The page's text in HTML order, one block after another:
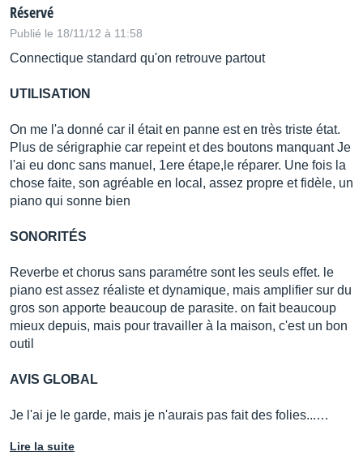
Réservé
Publié le 18/11/12 à 11:58
Connectique standard qu'on retrouve partout
UTILISATION
On me l'a donné car il était en panne est en très triste état.
Plus de sérigraphie car repeint et des boutons manquant Je
l'ai eu donc sans manuel, 1ere étape,le réparer. Une fois la
chose faite, son agréable en local, assez propre et fidèle, un
piano qui sonne bien
SONORITÉS
Reverbe et chorus sans paramétre sont les seuls effet. le
piano est assez réaliste et dynamique, mais amplifier sur du
gros son apporte beaucoup de parasite. on fait beaucoup
mieux depuis, mais pour travailler à la maison, c'est un bon
outil
AVIS GLOBAL
Je l'ai je le garde, mais je n'aurais pas fait des folies...…
Lire la suite